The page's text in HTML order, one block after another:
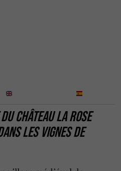
CHÂTEAU LA ROSE
LES VIGNES DE